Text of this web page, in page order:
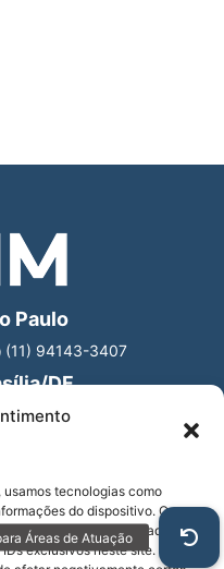
tecnologias como
do dispositivo. O
permitirá processar dados
exclusivos neste site. Não
Paulo
(11) 94143-3407
DF
0526
404 - 8 andar
- SP, 05001-000